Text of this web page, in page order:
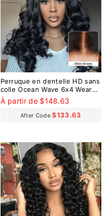
Perruque en dentelle HD sans
colle Ocean Wave 6x4 Wear
Go avec de minuscules
nœuds pré-décolorés
À partir de $148.63
After Code$133.63